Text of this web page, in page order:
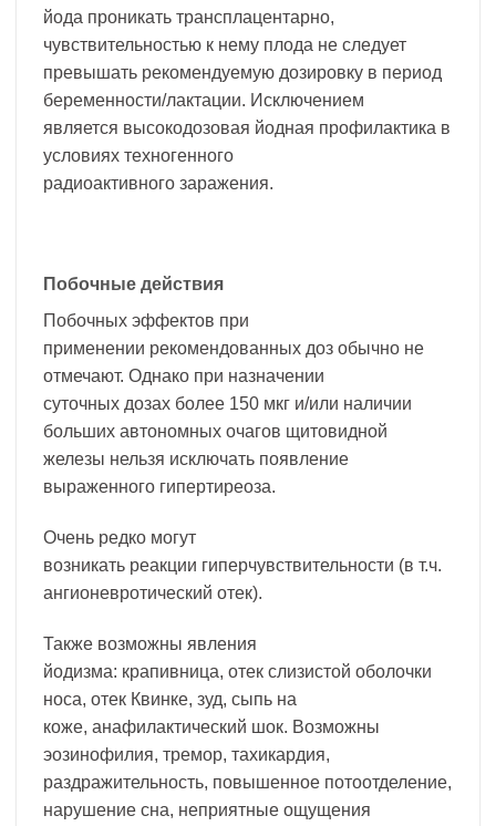
йода проникать трансплацентарно,
чувствительностью к нему плода не следует
превышать рекомендуемую дозировку в период
беременности/лактации. Исключением
является высокодозовая йодная профилактика в
условиях техногенного
радиоактивного заражения.
Побочные действия
Побочных эффектов при
применении рекомендованных доз обычно не
отмечают. Однако при назначении
суточных дозах более 150 мкг и/или наличии
больших автономных очагов щитовидной
железы нельзя исключать появление
выраженного гипертиреоза.
Очень редко могут
возникать реакции гиперчувствительности (в т.ч.
ангионевротический отек).
Также возможны явления
йодизма: крапивница, отек слизистой оболочки
носа, отек Квинке, зуд, сыпь на
коже, анафилактический шок. Возможны
эозинофилия, тремор, тахикардия,
раздражительность, повышенное потоотделение,
нарушение сна, неприятные ощущения